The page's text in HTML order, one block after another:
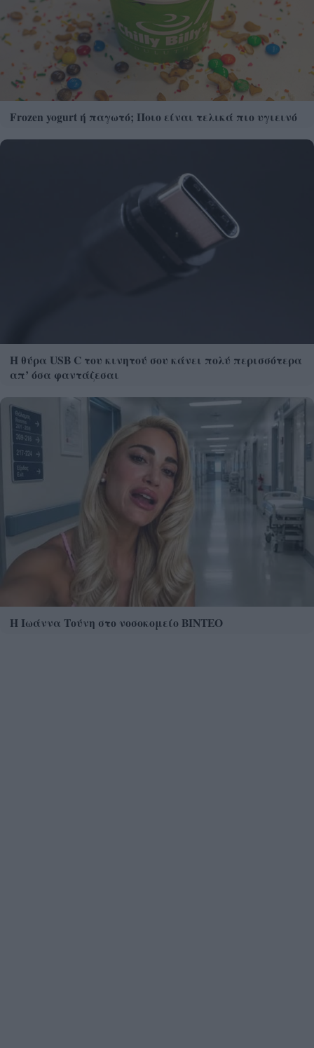
Frozen yogurt ή παγωτό; Ποιο είναι τελικά πιο υγιεινό
Η θύρα USB C του κινητού σου κάνει πολύ περισσότερα
απ’ όσα φαντάζεσαι
Η Ιωάννα Τούνη στο νοσοκομείο ΒΙΝΤΕΟ